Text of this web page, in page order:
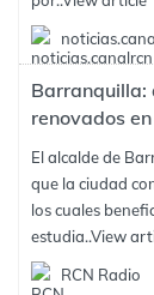
Barranquilla:
renovados
El alcalde de
que la ciudad
los cuales
estudia..View
RCN Radio